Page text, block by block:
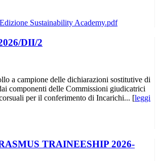
DII/2
a campione delle dichiarazioni sostitutive di
componenti delle Commissioni giudicatrici
per il conferimento di Incarichi... [leggi
TRAINEESHIP 2026-